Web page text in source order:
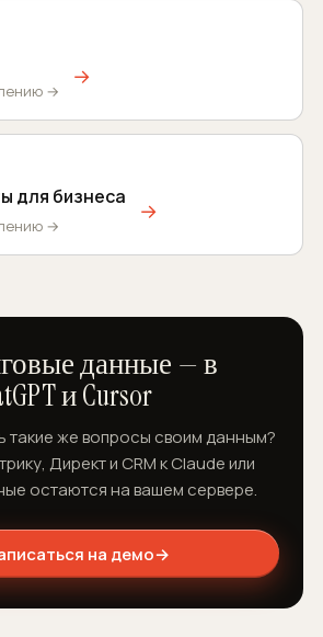
→
→
для бизнеса
→
→
данные — в
и Cursor
такие же вопросы своим данным?
Директ и CRM к Claude или
остаются на вашем сервере.
на демо→